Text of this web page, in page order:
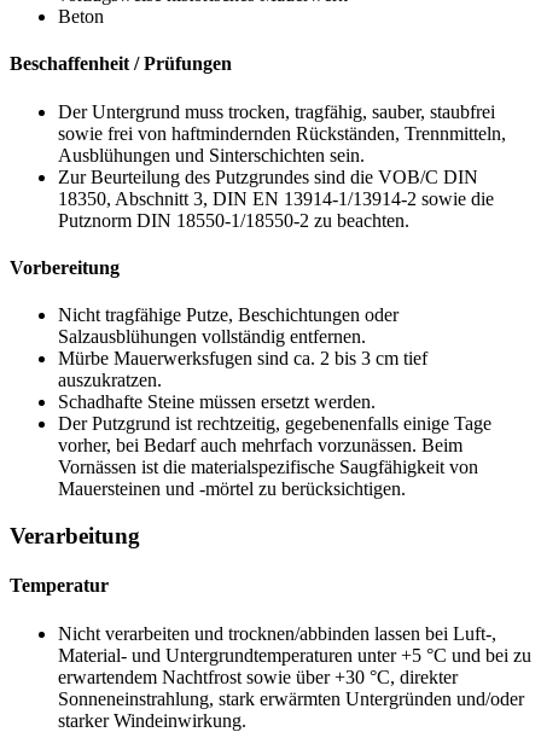
Beton
Beschaffenheit / Prüfungen
Der Untergrund muss trocken, tragfähig, sauber, staubfrei
sowie frei von haftmindernden Rückständen, Trennmitteln,
Ausblühungen und Sinterschichten sein.
Zur Beurteilung des Putzgrundes sind die VOB/C DIN
18350, Abschnitt 3, DIN EN 13914-1/13914-2 sowie die
Putznorm DIN 18550-1/18550-2 zu beachten.
Vorbereitung
Nicht tragfähige Putze, Beschichtungen oder
Salzausblühungen vollständig entfernen.
Mürbe Mauerwerksfugen sind ca. 2 bis 3 cm tief
auszukratzen.
Schadhafte Steine müssen ersetzt werden.
Der Putzgrund ist rechtzeitig, gegebenenfalls einige Tage
vorher, bei Bedarf auch mehrfach vorzunässen. Beim
Vornässen ist die materialspezifische Saugfähigkeit von
Mauersteinen und -mörtel zu berücksichtigen.
Verarbeitung
Temperatur
Nicht verarbeiten und trocknen/abbinden lassen bei Luft-,
Material- und Untergrundtemperaturen unter +5 °C und bei zu
erwartendem Nachtfrost sowie über +30 °C, direkter
Sonneneinstrahlung, stark erwärmten Untergründen und/oder
starker Windeinwirkung.